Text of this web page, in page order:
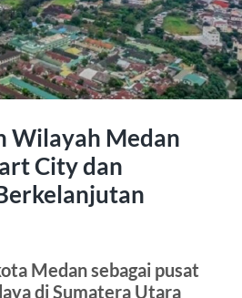
Wilayah Medan
City dan
Medan sebagai pusat
di Sumatera Utara